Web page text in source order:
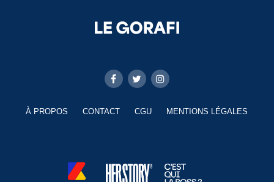
À PROPOS CONTACT CGU MENTIONS LÉGALES